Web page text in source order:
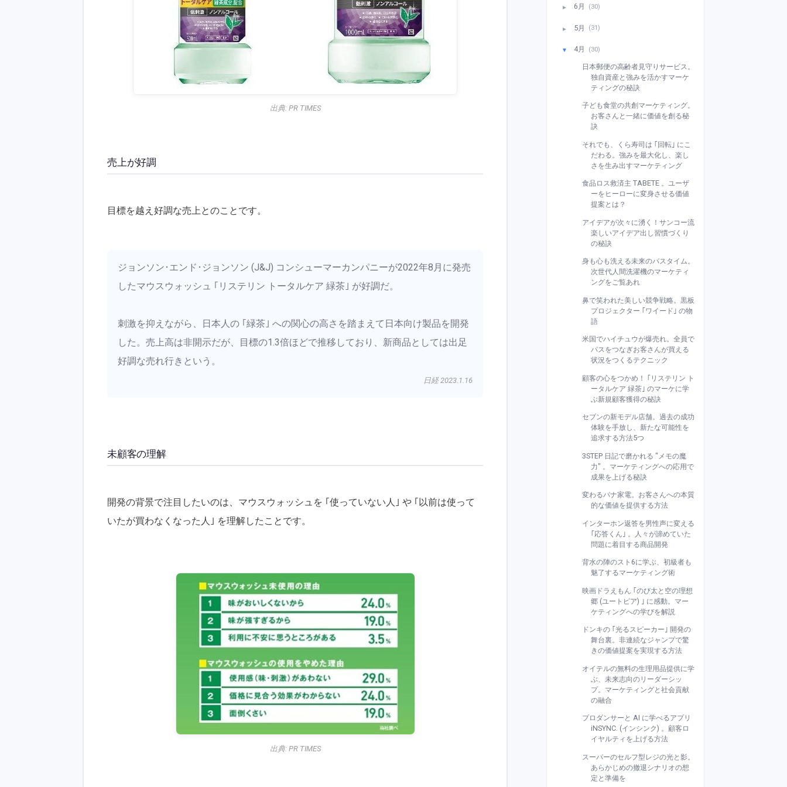
出典: PR TIMES
売上が好調
目標を越え好調な売上とのことです。
ジョンソン･エンド･ジョンソン (J&J) コンシューマーカンパニーが2022年8月に発売
したマウスウォッシュ ｢リステリン トータルケア 緑茶｣ が好調だ。
刺激を抑えながら、日本人の ｢緑茶｣ への関心の高さを踏まえて日本向け製品を開発
した。売上高は非開示だが、目標の1.3倍ほどで推移しており、新商品としては出足
好調な売れ行きという。
日経 2023.1.16
未顧客の理解
開発の背景で注目したいのは、マウスウォッシュを ｢使っていない人｣ や ｢以前は使って
いたが買わなくなった人｣ を理解したことです。
出典: PR TIMES
► 6月 (30)
► 5月 (31)
▼ 4月 (30)
日本郵便の高齢者見守りサービス。
独自資産と強みを活かすマーケ
ティングの秘訣
子ども食堂の共創マーケティング。
お客さんと一緒に価値を創る秘
訣
それでも、くら寿司は ｢回転｣ にこ
だわる。強みを最大化し、楽し
さを生み出すマーケティング
食品ロス救済主 TABETE 。ユーザ
ーをヒーローに変身させる価値
提案とは？
アイデアが次々に湧く！サンコー流
楽しいアイデア出し習慣づくり
の秘訣
身も心も洗える未来のバスタイム。
次世代人間洗濯機のマーケティ
ングをご覧あれ
鼻で笑われた美しい競争戦略。黒板
プロジェクター ｢ワイード｣ の物
語
米国でハイチュウが爆売れ。全員で
パスをつなぎお客さんが買える
状況をつくるテクニック
顧客の心をつかめ！ ｢リステリン ト
ータルケア 緑茶｣ のマーケに学
ぶ新規顧客獲得の秘訣
セブンの新モデル店舗。過去の成功
体験を手放し、新たな可能性を
追求する方法5つ
3STEP 日記で磨かれる "メモの魔
力" 。マーケティングへの応用で
成果を上げる秘訣
変わるパナ家電。お客さんへの本質
的な価値を提供する方法
インターホン返答を男性声に変える
｢応答くん｣ 。人々が諦めていた
問題に着目する商品開発
背水の陣のスト6に学ぶ、初級者も
魅了するマーケティング術
映画ドラえもん ｢のび太と空の理想
郷 (ユートピア) ｣ に感動。マー
ケティングへの学びを解説
ドンキの ｢光るスピーカー｣ 開発の
舞台裏。非連続なジャンプで驚
きの価値提案を実現する方法
オイテルの無料の生理用品提供に学
ぶ、未来志向のリーダーシッ
プ。マーケティングと社会貢献
の融合
プロダンサーと AI に学べるアプリ
iNSYNC. (インシンク) 。顧客ロ
イヤルティを上げる方法
スーパーのセルフ型レジの光と影。
あらかじめの撤退シナリオの想
定と準備を